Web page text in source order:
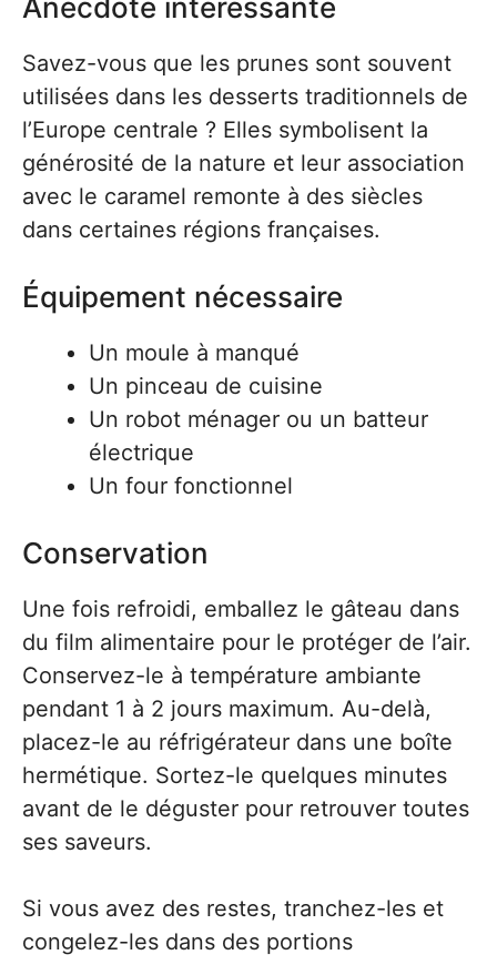
Anecdote intéressante
Savez-vous que les prunes sont souvent
utilisées dans les desserts traditionnels de
l’Europe centrale ? Elles symbolisent la
générosité de la nature et leur association
avec le caramel remonte à des siècles
dans certaines régions françaises.
Équipement nécessaire
Un moule à manqué
Un pinceau de cuisine
Un robot ménager ou un batteur
électrique
Un four fonctionnel
Conservation
Une fois refroidi, emballez le gâteau dans
du film alimentaire pour le protéger de l’air.
Conservez-le à température ambiante
pendant 1 à 2 jours maximum. Au-delà,
placez-le au réfrigérateur dans une boîte
hermétique. Sortez-le quelques minutes
avant de le déguster pour retrouver toutes
ses saveurs.
Si vous avez des restes, tranchez-les et
congelez-les dans des portions